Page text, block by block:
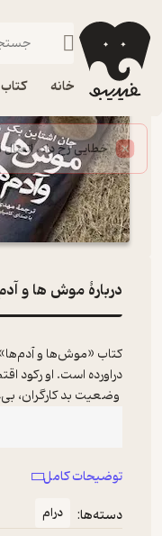
خانه
فیدیبو کتاب صوتی
دربارۀ موش ها و
کتاب «موش‌ها و
دراورده است. او رکود
وضعیت بد کارگران،
توضیحات کامل
دسته‌ها:
درام